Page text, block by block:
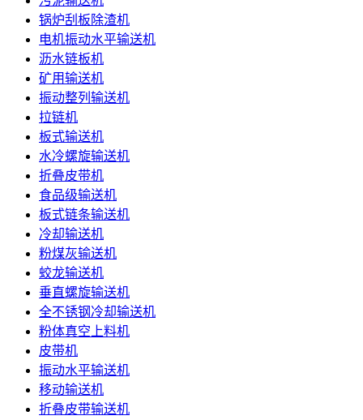
锅炉刮板除渣机
电机振动水平输送机
沥水链板机
矿用输送机
振动整列输送机
拉链机
板式输送机
水冷螺旋输送机
折叠皮带机
食品级输送机
板式链条输送机
冷却输送机
粉煤灰输送机
蛟龙输送机
垂直螺旋输送机
全不锈钢冷却输送机
粉体真空上料机
皮带机
振动水平输送机
移动输送机
折叠皮带输送机